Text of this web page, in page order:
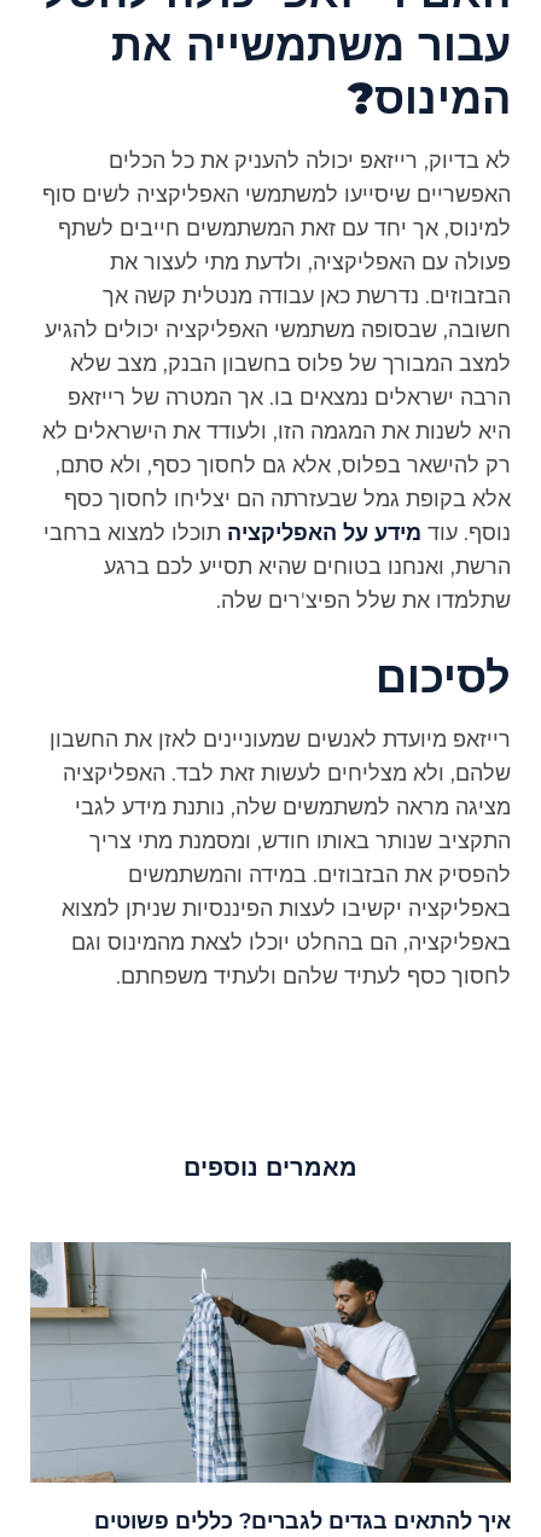
עבור משתמשייה את
המינוס?
לא בדיוק, רייזאפ יכולה להעניק את כל הכלים
האפשריים שיסייעו למשתמשי האפליקציה לשים סוף
למינוס, אך יחד עם זאת המשתמשים חייבים לשתף
פעולה עם האפליקציה, ולדעת מתי לעצור את
הבזבוזים. נדרשת כאן עבודה מנטלית קשה אך
חשובה, שבסופה משתמשי האפליקציה יכולים להגיע
למצב המבורך של פלוס בחשבון הבנק, מצב שלא
הרבה ישראלים נמצאים בו. אך המטרה של רייזאפ
היא לשנות את המגמה הזו, ולעודד את הישראלים לא
רק להישאר בפלוס, אלא גם לחסוך כסף, ולא סתם,
אלא בקופת גמל שבעזרתה הם יצליחו לחסוך כסף
נוסף. עודמידע על האפליקציהתוכלו למצוא ברחבי
הרשת, ואנחנו בטוחים שהיא תסייע לכם ברגע
שתלמדו את שלל הפיצ'רים שלה.
לסיכום
רייזאפ מיועדת לאנשים שמעוניינים לאזן את החשבון
שלהם, ולא מצליחים לעשות זאת לבד. האפליקציה
מציגה מראה למשתמשים שלה, נותנת מידע לגבי
התקציב שנותר באותו חודש, ומסמנת מתי צריך
להפסיק את הבזבוזים. במידה והמשתמשים
באפליקציה יקשיבו לעצות הפיננסיות שניתן למצוא
באפליקציה, הם בהחלט יוכלו לצאת מהמינוס וגם
לחסוך כסף לעתיד שלהם ולעתיד משפחתם.
מאמרים נוספים
איך להתאים בגדים לגברים? כללים פשוטים